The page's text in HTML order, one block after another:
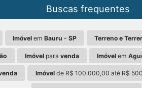
Buscas frequentes
Imóvelem Bauru - SP Terreno e
Imóvelpara venda Imóvel em
Imóvelde R$ 100.000,00 até R$